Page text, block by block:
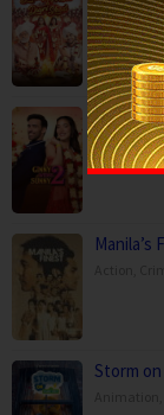
Comedy,
Ginny
Comedy,
Manila’s
Storm